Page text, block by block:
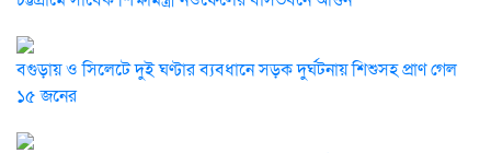
বগুড়ায় ও সিলেটে দুই ঘণ্টার ব্যবধানে সড়ক দুর্ঘটনায় শিশুসহ প্রাণ গেল
১৫ জনের